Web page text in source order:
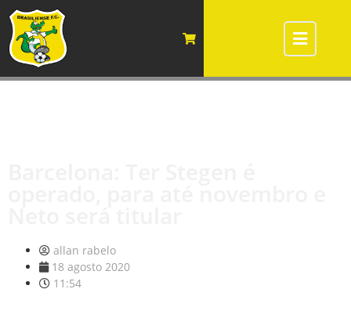
allan rabelo
18 agosto 2020
11:54